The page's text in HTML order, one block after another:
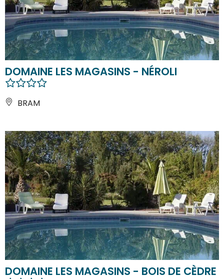
DOMAINE LES MAGASINS - NÉROLI
BRAM
DOMAINE LES MAGASINS - BOIS DE CÈDRE